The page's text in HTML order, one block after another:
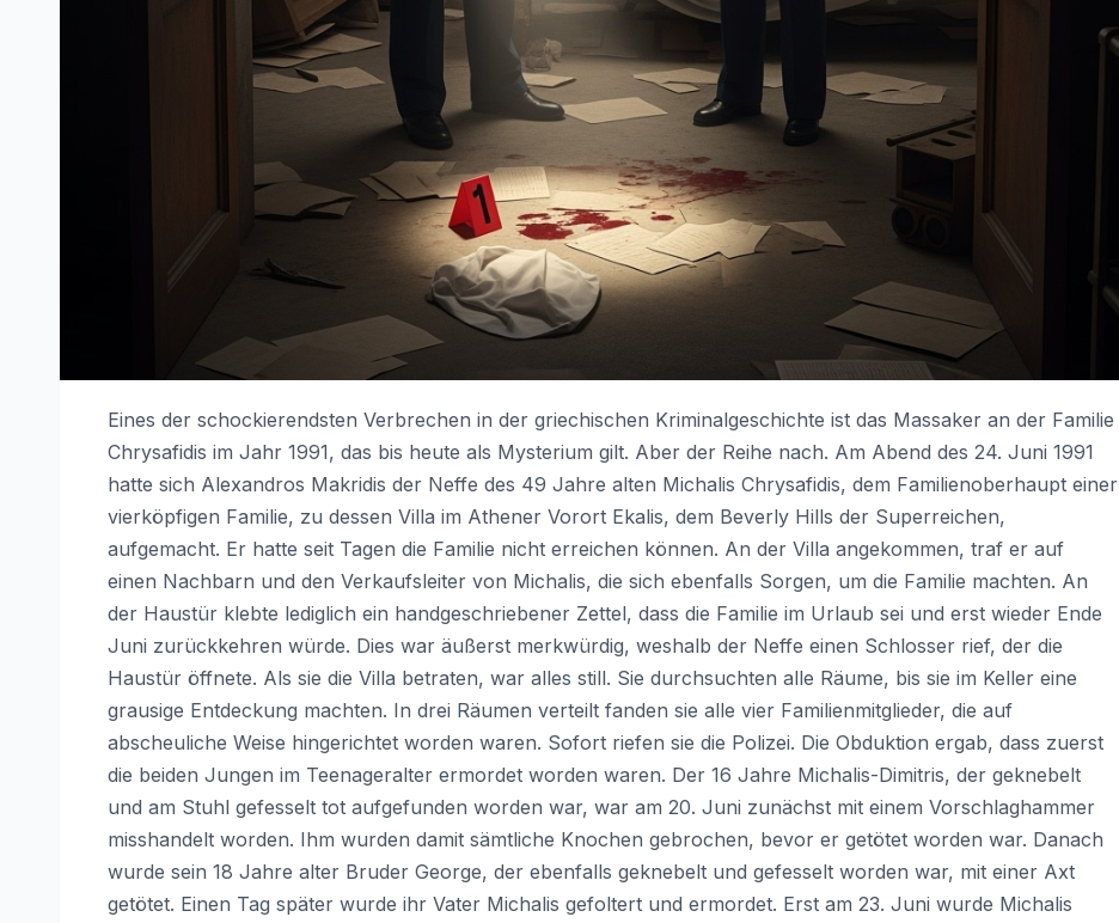
Eines der schockierendsten Verbrechen in der griechischen Kriminalgeschichte ist das Massaker an der Familie
Chrysafidis im Jahr 1991, das bis heute als Mysterium gilt. Aber der Reihe nach. Am Abend des 24. Juni 1991
hatte sich Alexandros Makridis der Neffe des 49 Jahre alten Michalis Chrysafidis, dem Familienoberhaupt einer
vierköpfigen Familie, zu dessen Villa im Athener Vorort Ekalis, dem Beverly Hills der Superreichen,
aufgemacht. Er hatte seit Tagen die Familie nicht erreichen können. An der Villa angekommen, traf er auf
einen Nachbarn und den Verkaufsleiter von Michalis, die sich ebenfalls Sorgen, um die Familie machten. An
der Haustür klebte lediglich ein handgeschriebener Zettel, dass die Familie im Urlaub sei und erst wieder Ende
Juni zurückkehren würde. Dies war äußerst merkwürdig, weshalb der Neffe einen Schlosser rief, der die
Haustür öffnete. Als sie die Villa betraten, war alles still. Sie durchsuchten alle Räume, bis sie im Keller eine
grausige Entdeckung machten. In drei Räumen verteilt fanden sie alle vier Familienmitglieder, die auf
abscheuliche Weise hingerichtet worden waren. Sofort riefen sie die Polizei. Die Obduktion ergab, dass zuerst
die beiden Jungen im Teenageralter ermordet worden waren. Der 16 Jahre Michalis-Dimitris, der geknebelt
und am Stuhl gefesselt tot aufgefunden worden war, war am 20. Juni zunächst mit einem Vorschlaghammer
misshandelt worden. Ihm wurden damit sämtliche Knochen gebrochen, bevor er getötet worden war. Danach
wurde sein 18 Jahre alter Bruder George, der ebenfalls geknebelt und gefesselt worden war, mit einer Axt
getötet. Einen Tag später wurde ihr Vater Michalis gefoltert und ermordet. Erst am 23. Juni wurde Michalis